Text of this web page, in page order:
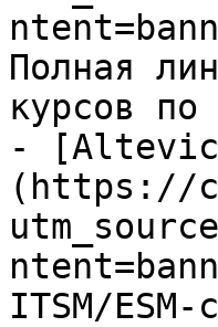
Полная
курсов по
-
(https://
ITSM/ESM-